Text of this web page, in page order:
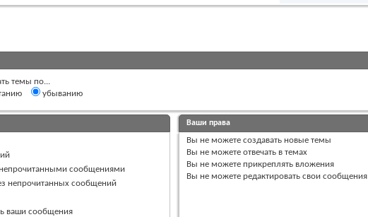
темы по...
убыванию
сообщениями
непрочитанных сообщений
ваши сообщения
Ваши права
Вы не можете создавать новые темы
Вы не можете отвечать в темах
Вы не можете прикреплять вложения
Вы не можете редактировать свои сообщения